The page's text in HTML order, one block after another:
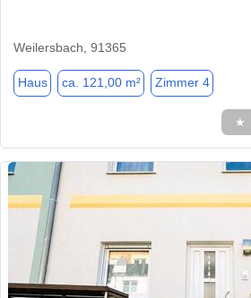
Weilersbach, 91365
Haus ca. 121,00 m² Zimmer 4
★